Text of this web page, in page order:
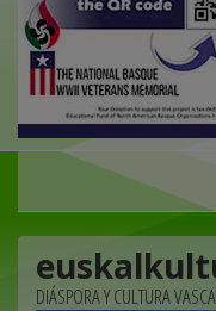
DIÁSPORA Y CULTURA VASCA